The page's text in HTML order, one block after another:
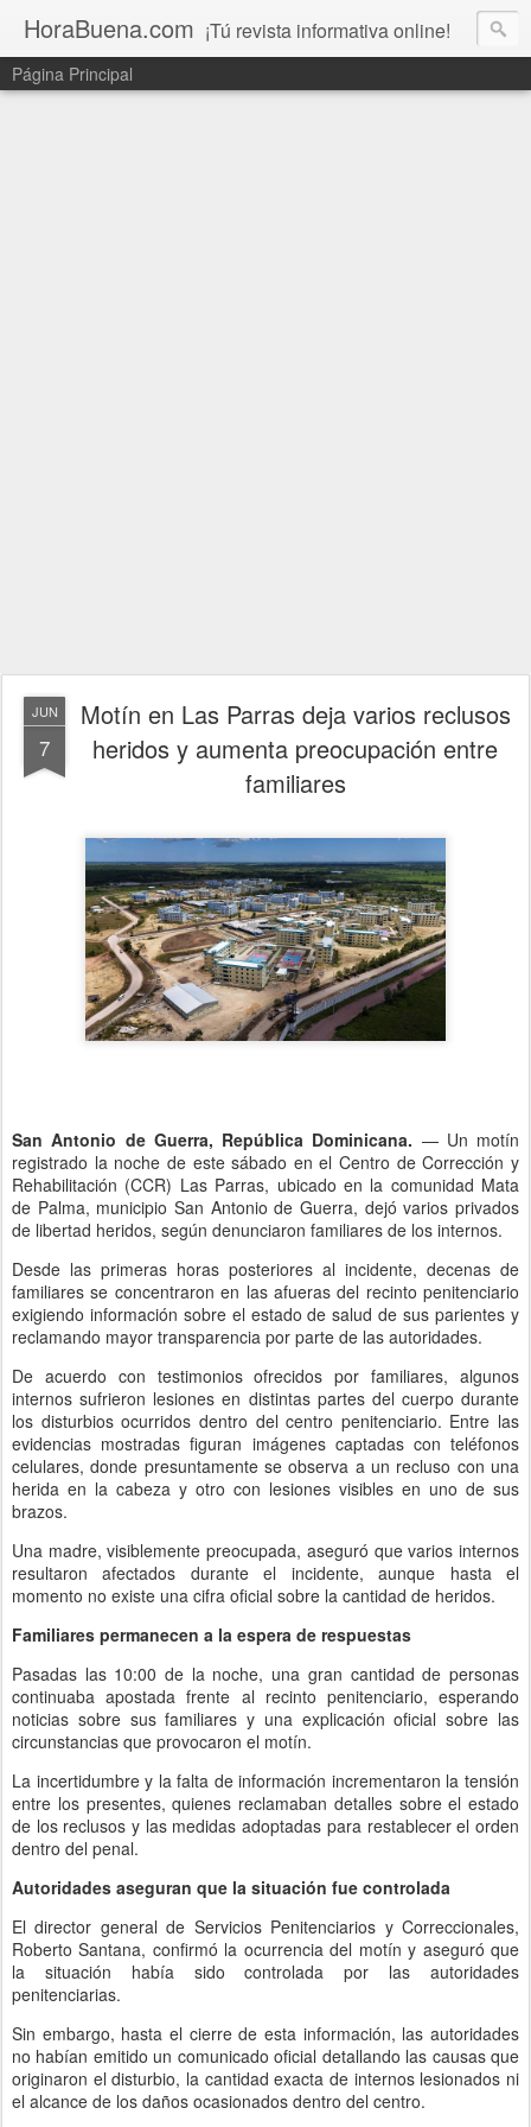
HoraBuena.com ¡Tú revista informativa online!
Página Principal
JUN
7
Motín en Las Parras deja varios reclusos
heridos y aumenta preocupación entre
familiares
San Antonio de Guerra, República Dominicana. — Un motín
registrado la noche de este sábado en el Centro de Corrección y
Rehabilitación (CCR) Las Parras, ubicado en la comunidad Mata
de Palma, municipio San Antonio de Guerra, dejó varios privados
de libertad heridos, según denunciaron familiares de los internos.
Desde las primeras horas posteriores al incidente, decenas de
familiares se concentraron en las afueras del recinto penitenciario
exigiendo información sobre el estado de salud de sus parientes y
reclamando mayor transparencia por parte de las autoridades.
De acuerdo con testimonios ofrecidos por familiares, algunos
internos sufrieron lesiones en distintas partes del cuerpo durante
los disturbios ocurridos dentro del centro penitenciario. Entre las
evidencias mostradas figuran imágenes captadas con teléfonos
celulares, donde presuntamente se observa a un recluso con una
herida en la cabeza y otro con lesiones visibles en uno de sus
brazos.
Una madre, visiblemente preocupada, aseguró que varios internos
resultaron afectados durante el incidente, aunque hasta el
momento no existe una cifra oficial sobre la cantidad de heridos.
Familiares permanecen a la espera de respuestas
Pasadas las 10:00 de la noche, una gran cantidad de personas
continuaba apostada frente al recinto penitenciario, esperando
noticias sobre sus familiares y una explicación oficial sobre las
circunstancias que provocaron el motín.
La incertidumbre y la falta de información incrementaron la tensión
entre los presentes, quienes reclamaban detalles sobre el estado
de los reclusos y las medidas adoptadas para restablecer el orden
dentro del penal.
Autoridades aseguran que la situación fue controlada
El director general de Servicios Penitenciarios y Correccionales,
Roberto Santana, confirmó la ocurrencia del motín y aseguró que
la situación había sido controlada por las autoridades
penitenciarias.
Sin embargo, hasta el cierre de esta información, las autoridades
no habían emitido un comunicado oficial detallando las causas que
originaron el disturbio, la cantidad exacta de internos lesionados ni
el alcance de los daños ocasionados dentro del centro.